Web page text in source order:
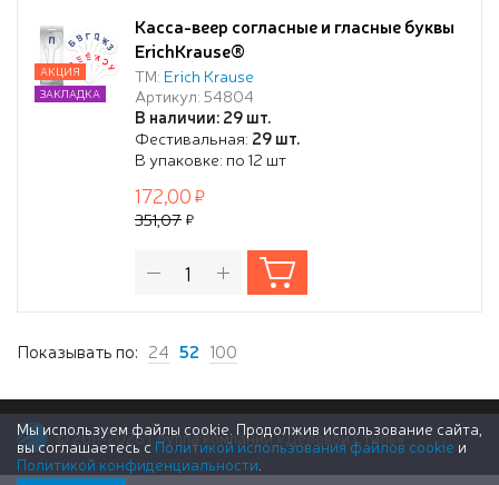
Касса-веер согласные и гласные буквы
ErichKrause®
ТМ: Erich Krause
Артикул: 54804
В наличии: 29 шт.
Фестивальная: 29 шт.
В упаковке: по 12 шт
АКЦИЯ
ЗАКЛАДКА
172,00
351,07
Показывать по: 24 52 100
© 2011-2026 Группа компаний «Деловой Стиль»
Мы используем файлы cookie. Продолжив использование сайта,
вы соглашаетесь с Политикой использования файлов cookie и
Политикой конфиденциальности